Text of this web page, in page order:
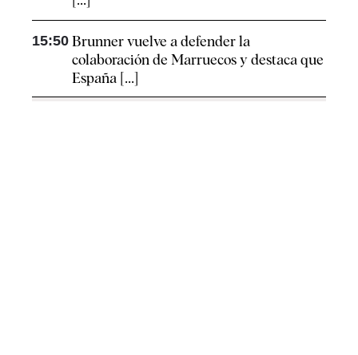
15:50 Brunner vuelve a defender la
colaboración de Marruecos y destaca que
España [...]